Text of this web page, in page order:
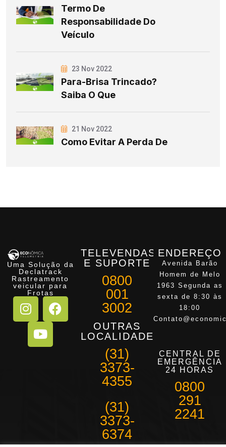
Termo De
Responsabilidade Do
Veículo
23 Nov 2022
Para-Brisa Trincado?
Saiba O Que
21 Nov 2022
Como Evitar A Perda De
Uma Solução da
Declatrack
Rastreamento
veicular para
Frotas
TELEVENDAS
E SUPORTE
0800
001
3002
OUTRAS
LOCALIDADES
(31)
3373-
4355
(31)
3373-
6374
ENDEREÇO
Avenida Barão
Homem de Melo
1963 Segunda as
sexta de 8:30 às
18:00
CENTRAL DE
EMERGÊNCIA
24 HORAS
0800
291
2241